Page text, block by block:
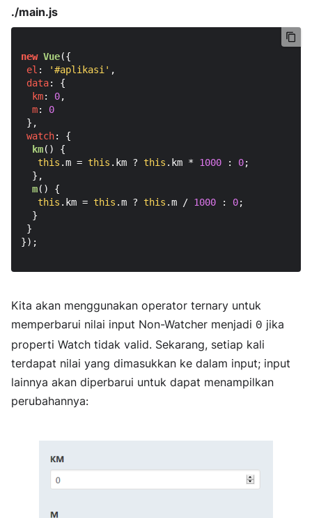
./main.js
new Vue({
el : '#aplikasi' ,
data: {
km: 0,
m: 0
},
watch: {
km( ) {
this .m = this . km ? this . km * 1000 : 0;
  },
m( ) {
this . km = this .m ? this .m / 1000 : 0;
  }
}
});
Kita akan menggunakan operator ternary untuk
memperbarui nilai input Non-Watcher menjadi 0 jika
properti Watch tidak valid. Sekarang, setiap kali
terdapat nilai yang dimasukkan ke dalam input; input
lainnya akan diperbarui untuk dapat menampilkan
perubahannya: